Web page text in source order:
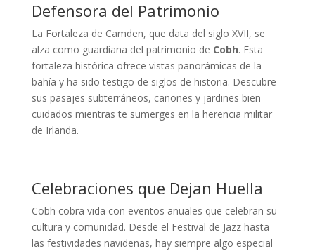
Defensora del Patrimonio
La Fortaleza de Camden, que data del siglo XVII, se
alza como guardiana del patrimonio de Cobh. Esta
fortaleza histórica ofrece vistas panorámicas de la
bahía y ha sido testigo de siglos de historia. Descubre
sus pasajes subterráneos, cañones y jardines bien
cuidados mientras te sumerges en la herencia militar
de Irlanda.
Celebraciones que Dejan Huella
Cobh cobra vida con eventos anuales que celebran su
cultura y comunidad. Desde el Festival de Jazz hasta
las festividades navideñas, hay siempre algo especial